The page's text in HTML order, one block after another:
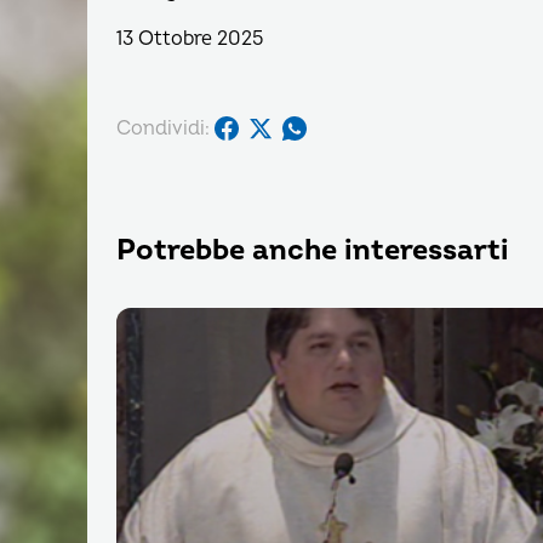
13 Ottobre 2025
Condividi:
Potrebbe anche interessarti